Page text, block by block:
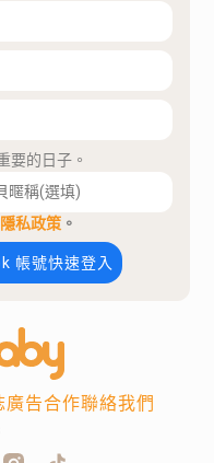
要的日子。
隱私政策 。
帳號快速登入
廣告合作聯絡我們